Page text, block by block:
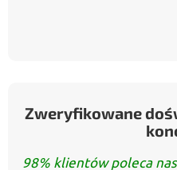
Zweryfikowane
98% klientów poleca